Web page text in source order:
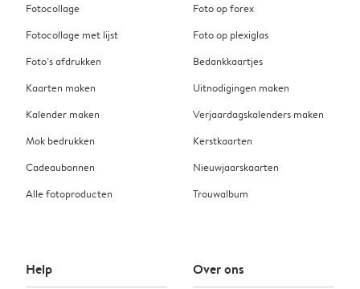
Fotocollage
Fotocollage met lijst
Foto’s afdrukken
Kaarten maken
Kalender maken
Mok bedrukken
Cadeaubonnen
Alle fotoproducten
Foto op forex
Foto op plexiglas
Bedankkaartjes
Uitnodigingen maken
Verjaardagskalenders maken
Kerstkaarten
Nieuwjaarskaarten
Trouwalbum
Help Over ons